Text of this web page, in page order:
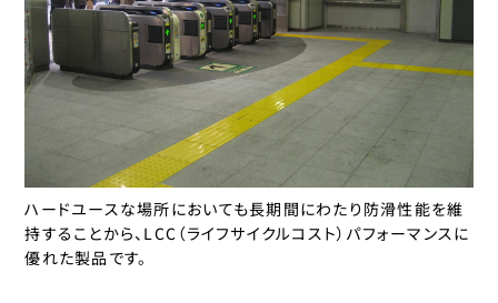
ハードユースな場所においても長期間にわたり防滑性能を維
持することから、LCC（ライフサイクルコスト）パフォーマンスに
優れた製品です。